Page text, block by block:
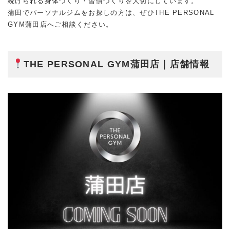
蒲田でパーソナルジムをお探しの方は、ぜひTHE PERSONAL
GYM蒲田店へご相談ください。
THE PERSONAL GYM蒲田店｜店舗情報